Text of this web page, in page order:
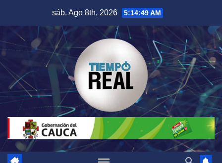
contenido
sáb. Ago 8th, 2026 5:14:50 AM